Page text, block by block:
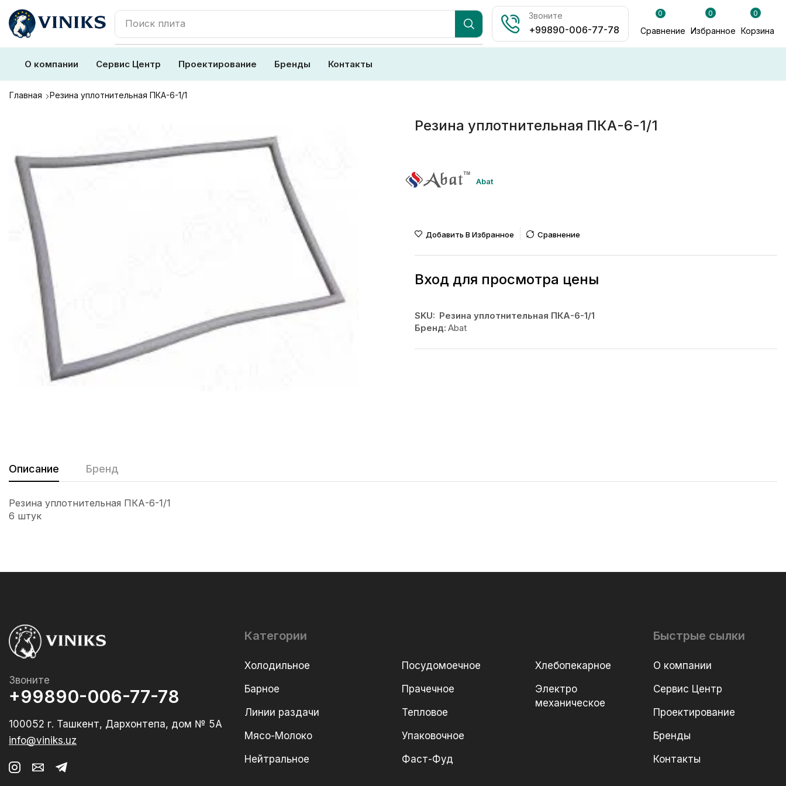
Поиск плита
Звоните
+99890-006-77-78
0
Сравнение
0
Избранное
0
Корзина
О компании Сервис Центр Проектирование Бренды Контакты
Главная Резина уплотнительная ПКА-6-1/1
Резина уплотнительная ПКА-6-1/1
Abat
Добавить В Избранное Сравнение
Вход для просмотра цены
SKU: Резина уплотнительная ПКА-6-1/1
Бренд: Abat
Описание Бренд
Резина уплотнительная ПКА-6-1/1
6 штук
Звоните
+99890-006-77-78
100052 г. Ташкент, Дархонтепа, дом № 5А
info@viniks.uz
Категории
Холодильное
Барное
Линии раздачи
Мясо-Молоко
Нейтральное
Посудомоечное
Прачечное
Тепловое
Упаковочное
Фаст-Фуд
Хлебопекарное
Электро
механическое
Быстрые сылки
О компании
Сервис Центр
Проектирование
Бренды
Контакты